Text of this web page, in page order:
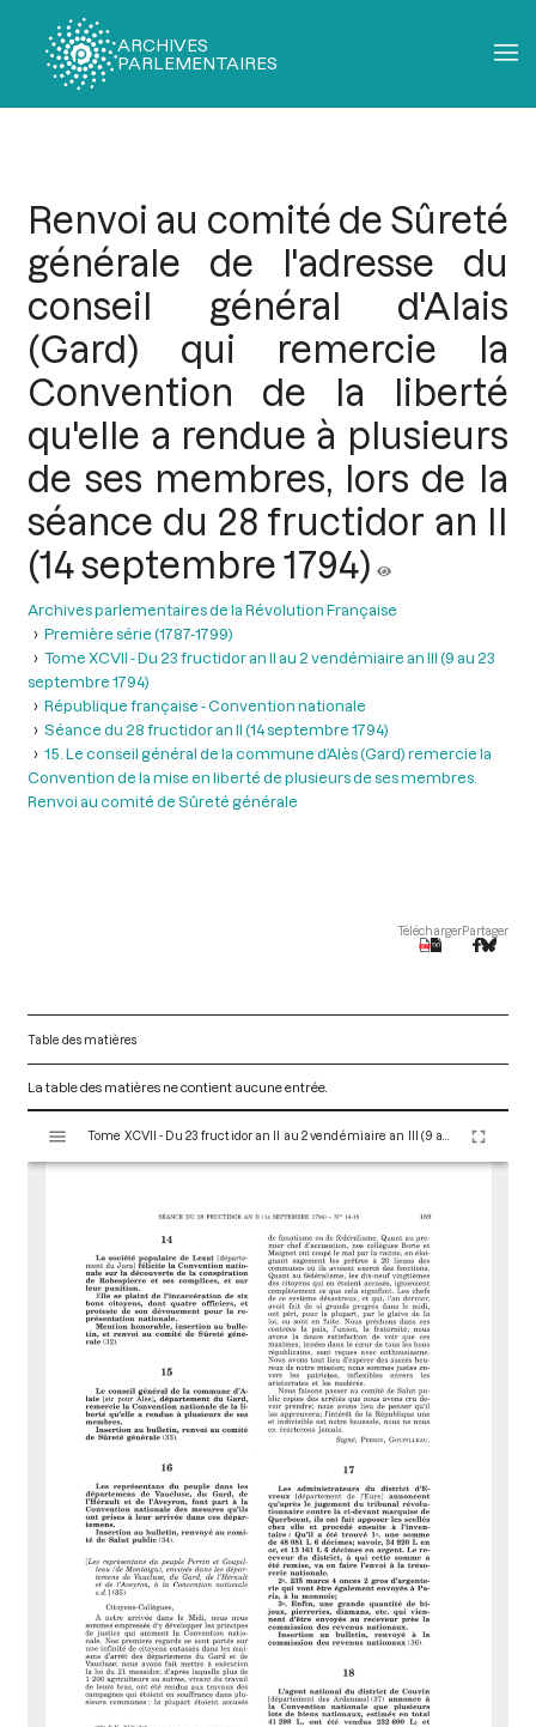
ARCHIVES
PARLEMENTAIRES
Renvoi au comité de Sûreté
générale de l'adresse du
conseil général d'Alais
(Gard) qui remercie la
Convention de la liberté
qu'elle a rendue à plusieurs
de ses membres, lors de la
séance du 28 fructidor an II
(14 septembre 1794)
Archives parlementaires de la Révolution Française
Première série (1787-1799)
Tome XCVII - Du 23 fructidor an II au 2 vendémiaire an III (9 au 23
septembre 1794)
République française - Convention nationale
Séance du 28 fructidor an II (14 septembre 1794)
15. Le conseil général de la commune d’Alès (Gard) remercie la
Convention de la mise en liberté de plusieurs de ses membres.
Renvoi au comité de Sûreté générale
TéléchargerPartager
Table des matières
La table des matières ne contient aucune entrée.
s